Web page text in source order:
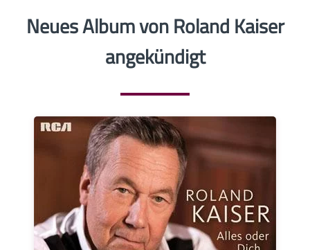
Neues Album von Roland Kaiser
angekündigt